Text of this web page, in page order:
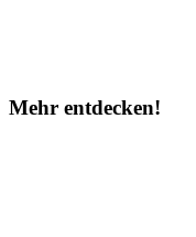
Mehr entdecken!